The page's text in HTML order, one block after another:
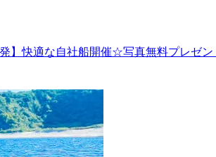
発】快適な自社船開催☆写真無料プレ